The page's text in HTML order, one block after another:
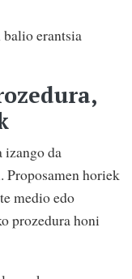
erantsia
izango da
Proposamen horiek
medio edo
prozedura honi